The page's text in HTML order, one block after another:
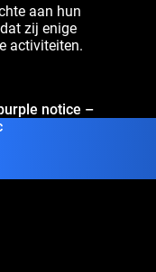
aan hun
zij enige
activiteiten.
notice –